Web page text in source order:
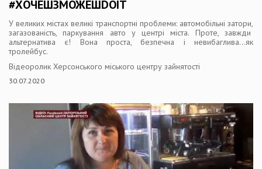
#ХОЧЕШЗМОЖЕШDOIT
У великих містах великі транспортні проблеми: автомобільні затори,
загазованість, паркування авто у центрі міста. Проте, завжди
альтернатива є! Вона проста, безпечна і невибаглива…як
тролейбус.
Відеоролик Херсонського міського центру зайнятості
30.07.2020